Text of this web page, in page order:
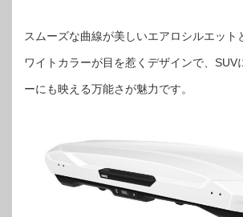
スムーズな曲線が美しいエアロシルエット
ワイトカラーが目を惹くデザインで、SUV
ーにも映える万能さが魅力です。